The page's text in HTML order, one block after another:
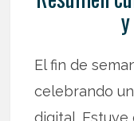
El fin de
celebrando
digital. Estuve